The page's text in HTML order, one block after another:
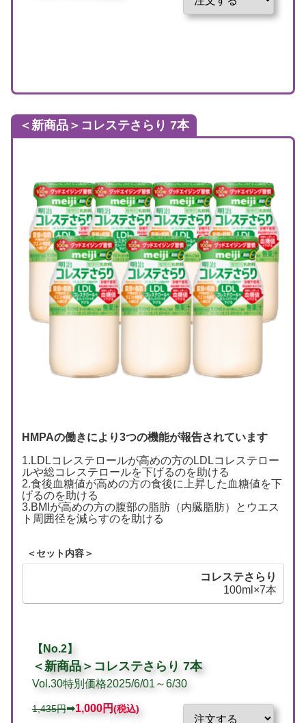
＜新商品＞ コレステさらり 7本
HMPAの働きにより3つの機能が報告されています
1.LDLコレステロールが高めの方のLDLコレステロー
ルや総コレステロールを下げるのを助ける
2.食後血糖値が高めの方の食後に上昇した血糖値を下
げるのを助ける
3.BMIが高めの方の腹部の脂肪（内臓脂肪）とウエス
ト周囲径を減らすのを助ける
＜セット内容＞
コレステさらり
100ml×7本
【No.2】
＜新商品＞ コレステさらり 7本
Vol.30特別価格2025/6/01～6/30
1,435円➡1,000円(税込)